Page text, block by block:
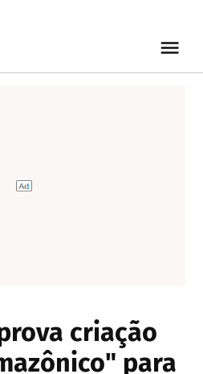
criação
para